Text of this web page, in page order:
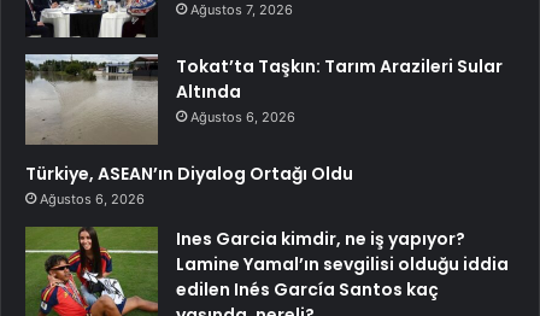
Ağustos 7, 2026
Tokat’ta Taşkın: Tarım Arazileri Sular
Altında
Ağustos 6, 2026
Türkiye, ASEAN’ın Diyalog Ortağı Oldu
Ağustos 6, 2026
Ines Garcia kimdir, ne iş yapıyor?
Lamine Yamal’ın sevgilisi olduğu iddia
edilen Inés García Santos kaç